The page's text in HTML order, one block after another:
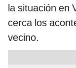
la situación en
cerca los
vecino.